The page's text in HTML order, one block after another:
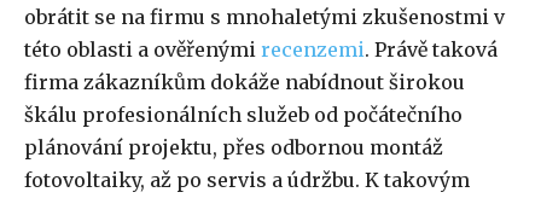
obrátit se na firmu s mnohaletými zkušenostmi v
této oblasti a ověřenými recenzemi. Právě taková
firma zákazníkům dokáže nabídnout širokou
škálu profesionálních služeb od počátečního
plánování projektu, přes odbornou montáž
fotovoltaiky, až po servis a údržbu. K takovým